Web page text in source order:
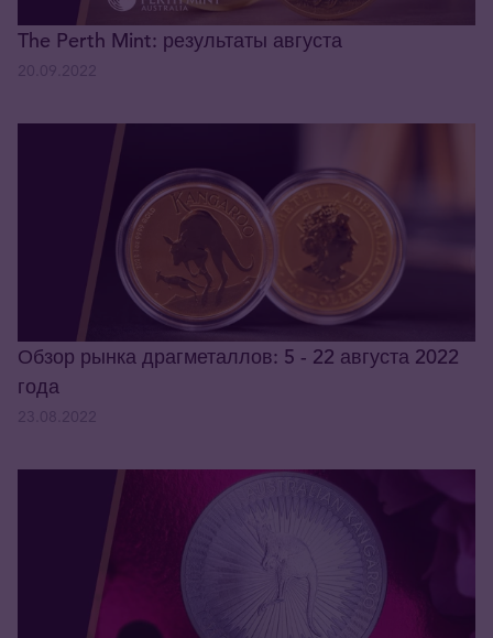
The Perth Mint: результаты августа
Обзор рынка драгметаллов: 5 - 22 августа 2022
года